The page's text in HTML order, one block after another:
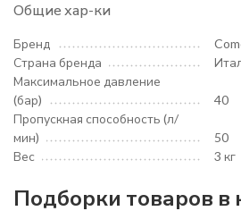
Общие хар-ки
Бренд
Страна бренда
Максимальное давление
(бар)
40
Пропускная способность (л/
мин)
50
Вес
3 кг
Подборки товаров в